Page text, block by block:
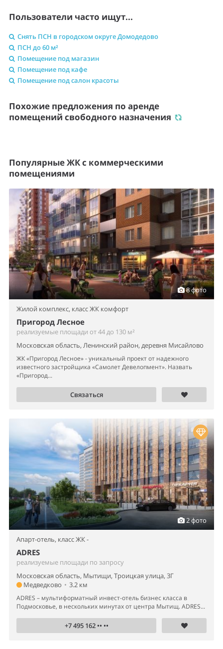
Пользователи часто ищут...
Снять ПСН в городском округе Домодедово
ПСН до 60 м²
Помещение под магазин
Помещение под кафе
Помещение под салон красоты
Похожие предложения по аренде
помещений свободного назначения
Популярные ЖК с коммерческими
помещениями
8 фото
Жилой комплекс, класс ЖК комфорт
Пригород Лесное
реализуемые площади от 44 до 130 м²
Московская область, Ленинский район, деревня Мисайлово
ЖК «Пригород Лесное» - уникальный проект от надежного
известного застройщика «Самолет Девелопмент». Назвать
«Пригород...
Связаться
2 фото
Апарт-отель, класс ЖК -
ADRES
реализуемые площади по запросу
Московская область, Мытищи, Троицкая улица, 3Г
Медведково • 3.2 км
ADRES – мультиформатный инвест-отель бизнес класса в
Подмосковье, в нескольких минутах от центра Мытищ. ADRES...
+7 495 162 •• ••